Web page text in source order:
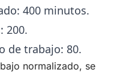
400 minutos.
200.
de trabajo: 80.
normalizado, se